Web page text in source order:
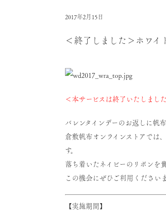
2017年2月15日
＜終了しました＞ホワ
＜本サービスは終了いたしまし
バレンタインデーのお返しに帆
倉敷帆布オンラインストアでは
す。
落ち着いたネイビーのリボンを
この機会にぜひご利用くださいま
【実施期間】